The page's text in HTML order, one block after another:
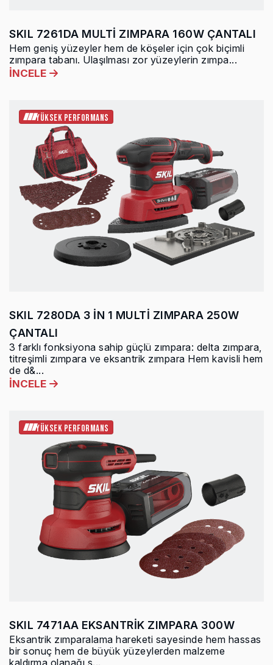
SKIL 7261DA MULTİ ZIMPARA 160W ÇANTALI
Hem geniş yüzeyler hem de köşeler için çok biçimli
zımpara tabanı. Ulaşılması zor yüzeylerin zımpa...
İNCELE
YÜKSEK PERFORMANS
SKIL 7280DA 3 İN 1 MULTİ ZIMPARA 250W
ÇANTALI
3 farklı fonksiyona sahip güçlü zımpara: delta zımpara,
titreşimli zımpara ve eksantrik zımpara Hem kavisli hem
de d&...
İNCELE
YÜKSEK PERFORMANS
SKIL 7471AA EKSANTRİK ZIMPARA 300W
Eksantrik zımparalama hareketi sayesinde hem hassas
bir sonuç hem de büyük yüzeylerden malzeme